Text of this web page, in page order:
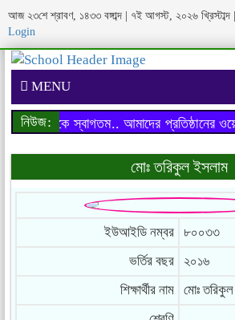
আজ ২৩শে শ্রাবণ, ১৪৩৩ বঙ্গাব্দ | ৭ই আগস্ট, ২০২৬
Login
MENU
নিউজ: আমাদের প্রতিষ্ঠানের
আপনাকে স্বাগতম..
মোঃ তরিকুল ইসলাম
ইউআইডি নম্বর
৮০০৩৩
ভর্তির বছর
২০১৬
শিক্ষার্থীর নাম
মোঃ